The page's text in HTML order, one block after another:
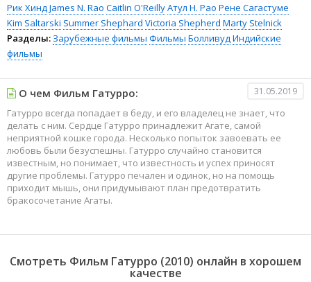
Рик ХиндJames N. Rao Caitlin O'ReillyАтул Н. Рао Рене Сагастуме
Kim Saltarski Summer Shephard Victoria Shepherd Marty Stelnick
Разделы: Зарубежные фильмы Фильмы БолливудИндийские
фильмы
О чем Фильм Гатурро: 31.05.2019
Гатурро всегда попадает в беду, и его владелец не знает, что
делать с ним. Сердце Гатурро принадлежит Агате, самой
неприятной кошке города. Несколько попыток завоевать ее
любовь были безуспешны. Гатурро случайно становится
известным, но понимает, что известность и успех приносят
другие проблемы. Гатурро печален и одинок, но на помощь
приходит мышь, они придумывают план предотвратить
бракосочетание Агаты.
Смотреть Фильм Гатурро (2010) онлайн в хорошем
качестве